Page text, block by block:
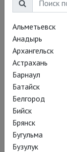
О театре
Оперный театр
музыкально-
1880 году на
1880 году в
академии.
Альметьевск
Анадырь
Архангельск
Астрахань
Барнаул
Батайск
Белгород
Бийск
Брянск
Бугульма
Бузулук